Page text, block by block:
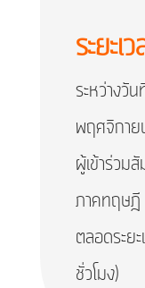
ระยะ
ระหว่าง
พฤศจิกา
ผู้เข้าร่วม
ภาคทฤษ
ตลอดระย
ชั่วโมง)